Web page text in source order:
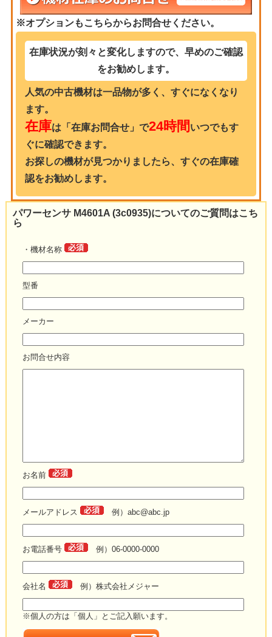
※オプションもこちらからお問合せください。
在庫状況が刻々と変化しますので、早めのご確認
をお勧めします。
人気の中古機材は一品物が多く、すぐになくなり
ます。
在庫は「在庫お問合せ」で24時間 いつでもす
ぐに確認できます。
お探しの機材が見つかりましたら、すぐの在庫確
認をお勧めします。
パワーセンサ M4601A (3c0935)についてのご質問はこち
ら
・機材名称
型番
メーカー
お問合せ内容
お名前
メールアドレス 例）abc@abc.jp
お電話番号 例）06-0000-0000
会社名 例）株式会社メジャー
※個人の方は「個人」とご記入願います。